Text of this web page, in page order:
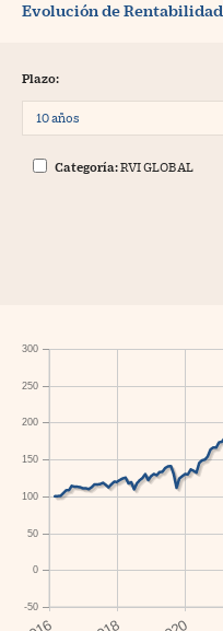
Evolución de Rentabilidad
Plazo:
Categoría:RVI GLOBAL
-50
0
50
100
150
200
250
300